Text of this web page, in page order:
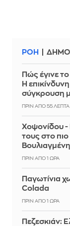
ΡΟΗ
Πώς έγινε
Η
σύγκρουση
ΠΡΙΝ ΑΠΌ 55 ΛΕΠΤΆ
Χοψονίδου -
τους στο
ΠΡΙΝ ΑΠΌ 1 ΏΡΑ
Παγωτίνια
Colada
ΠΡΙΝ ΑΠΌ 1 ΏΡΑ
Πεζεσκιάν: